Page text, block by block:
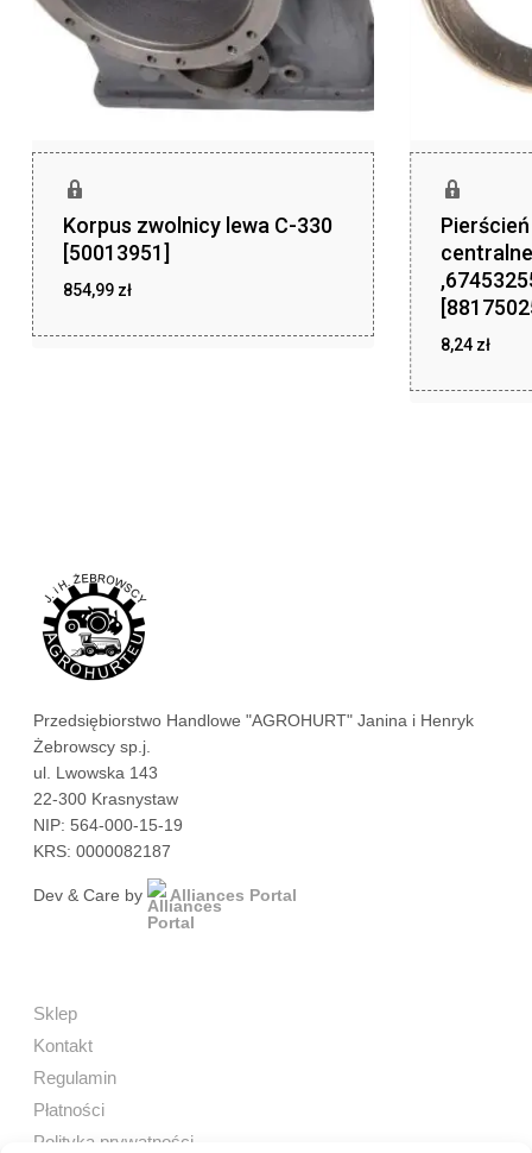
Korpus zwolnicy lewa C-330
[50013951]
854,99 zł
8,24 zł
Przedsiębiorstwo Handlowe "AGROHURT" Janina i Henryk
Żebrowscy sp.j.
ul. Lwowska 143
22-300 Krasnystaw
NIP: 564-000-15-19
KRS: 0000082187
Dev & Care by Alliances Portal
Sklep
Kontakt
Regulamin
Płatności
Polityka prywatności